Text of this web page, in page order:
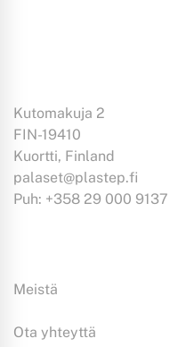
Kutomakuja 2
FIN-19410
Kuortti, Finland
palaset@plastep.fi
Puh: +358 29 000 9137
Meistä
Ota yhteyttä